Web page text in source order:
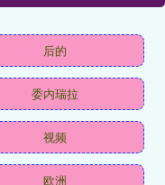
后的
委内瑞拉
视频
欧洲